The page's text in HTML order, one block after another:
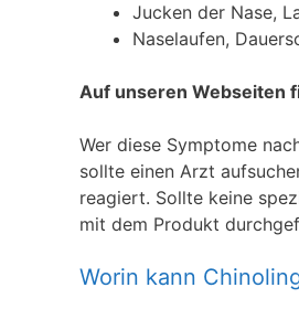
Jucken der Nase,
Naselaufen,
Auf unseren Webseiten
Wer diese Symptome
sollte einen Arzt
reagiert. Sollte keine
mit dem Produkt
Worin kann